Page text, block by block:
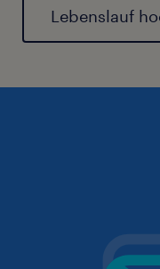
Lebenslauf